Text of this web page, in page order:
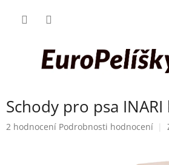
Schody pro psa INARI
Průměrné
2 hodnocení Podrobnosti hodnocení